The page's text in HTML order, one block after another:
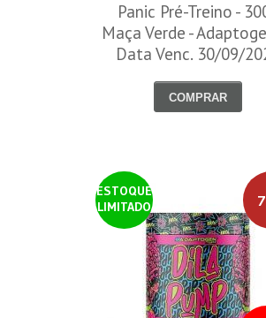
Panic Pré-Treino -
Maça Verde -
Data Venc. 30/09/
COMPRAR
ESTOQUE
LIMITADO